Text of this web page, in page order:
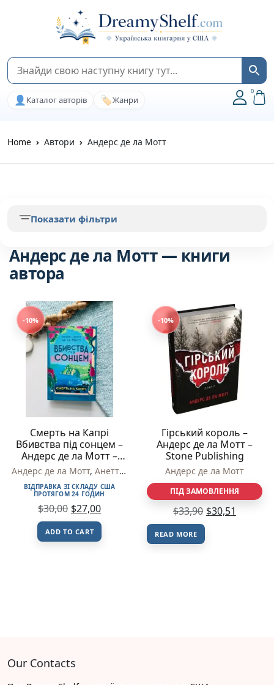
👤 Каталог авторів 🏷️Жанри
0
Home Автори Андерс де ла Мотт
Андерс де ла Мотт — книги
автора
-10%
Смерть на Капрі
Вбивства під сонцем –
Андерс де ла Мотт –
Stone Publishing
Андерс де ла Мотт, Анетт де ла Мотт
ВІДПРАВКА ЗІ СКЛАДУ США
ПРОТЯГОМ 24 ГОДИН
$30,00 $27,00
ADD TO CART
-10%
Гірський король –
Андерс де ла Мотт –
Stone Publishing
Андерс де ла Мотт
ПІД ЗАМОВЛЕННЯ
$33,90 $30,51
READ MORE
Показати фільтри
Our Contacts